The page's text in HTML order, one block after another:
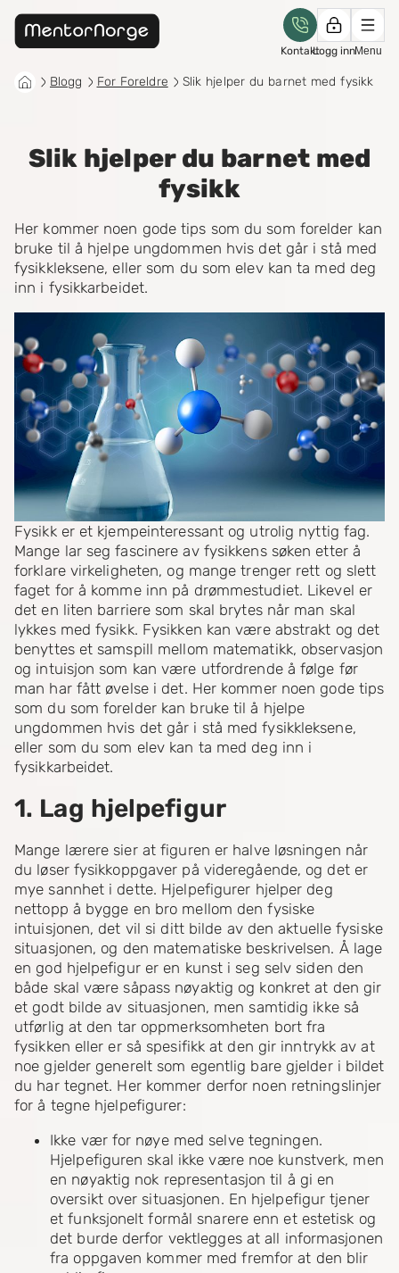
Logg innMenu
Kontakt
Blogg For Foreldre Slik hjelper du barnet med fysikk
Slik hjelper du barnet med
fysikk
Her kommer noen gode tips som du som forelder kan
bruke til å hjelpe ungdommen hvis det går i stå med
fysikkleksene, eller som du som elev kan ta med deg
inn i fysikkarbeidet.
Fysikk er et kjempeinteressant og utrolig nyttig fag.
Mange lar seg fascinere av fysikkens søken etter å
forklare virkeligheten, og mange trenger rett og slett
faget for å komme inn på drømmestudiet. Likevel er
det en liten barriere som skal brytes når man skal
lykkes med fysikk. Fysikken kan være abstrakt og det
benyttes et samspill mellom matematikk, observasjon
og intuisjon som kan være utfordrende å følge før
man har fått øvelse i det. Her kommer noen gode tips
som du som forelder kan bruke til å hjelpe
ungdommen hvis det går i stå med fysikkleksene,
eller som du som elev kan ta med deg inn i
fysikkarbeidet.
1. Lag hjelpefigur
Mange lærere sier at figuren er halve løsningen når
du løser fysikkoppgaver på videregående, og det er
mye sannhet i dette. Hjelpefigurer hjelper deg
nettopp å bygge en bro mellom den fysiske
intuisjonen, det vil si ditt bilde av den aktuelle fysiske
situasjonen, og den matematiske beskrivelsen. Å lage
en god hjelpefigur er en kunst i seg selv siden den
både skal være såpass nøyaktig og konkret at den gir
et godt bilde av situasjonen, men samtidig ikke så
utførlig at den tar oppmerksomheten bort fra
fysikken eller er så spesifikk at den gir inntrykk av at
noe gjelder generelt som egentlig bare gjelder i bildet
du har tegnet. Her kommer derfor noen retningslinjer
for å tegne hjelpefigurer:
Ikke vær for nøye med selve tegningen.
Hjelpefiguren skal ikke være noe kunstverk, men
en nøyaktig nok representasjon til å gi en
oversikt over situasjonen. En hjelpefigur tjener
et funksjonelt formål snarere enn et estetisk og
det burde derfor vektlegges at all informasjonen
fra oppgaven kommer med fremfor at den blir